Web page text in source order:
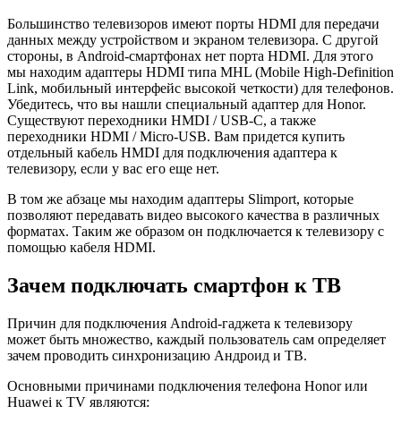
Большинство телевизоров имеют порты HDMI для передачи
данных между устройством и экраном телевизора. С другой
стороны, в Android-смартфонах нет порта HDMI. Для этого
мы находим адаптеры HDMI типа MHL (Mobile High-Definition
Link, мобильный интерфейс высокой четкости) для телефонов.
Убедитесь, что вы нашли специальный адаптер для Honor.
Существуют переходники HMDI / USB-C, а также
переходники HDMI / Micro-USB. Вам придется купить
отдельный кабель HMDI для подключения адаптера к
телевизору, если у вас его еще нет.
В том же абзаце мы находим адаптеры Slimport, которые
позволяют передавать видео высокого качества в различных
форматах. Таким же образом он подключается к телевизору с
помощью кабеля HDMI.
Зачем подключать смартфон к ТВ
Причин для подключения Android-гаджета к телевизору
может быть множество, каждый пользователь сам определяет
зачем проводить синхронизацию Андроид и ТВ.
Основными причинами подключения телефона Honor или
Huawei к TV являются: